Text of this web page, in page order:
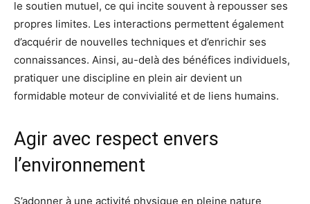
le soutien mutuel, ce qui incite souvent à repousser ses
propres limites. Les interactions permettent également
d’acquérir de nouvelles techniques et d’enrichir ses
connaissances. Ainsi, au-delà des bénéfices individuels,
pratiquer une discipline en plein air devient un
formidable moteur de convivialité et de liens humains.
Agir avec respect envers
l’environnement
S’adonner à une activité physique en pleine nature